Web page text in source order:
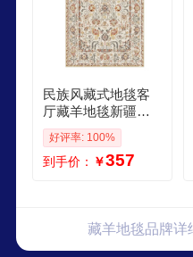
民族风藏式地毯客
厅藏羊地毯新疆加
厚仿羊绒沙发茶几
毯书房卧 复古 80c
m120cm 羊绒手感
好评率: 100%
到手价： ￥357
藏羊地毯品牌详